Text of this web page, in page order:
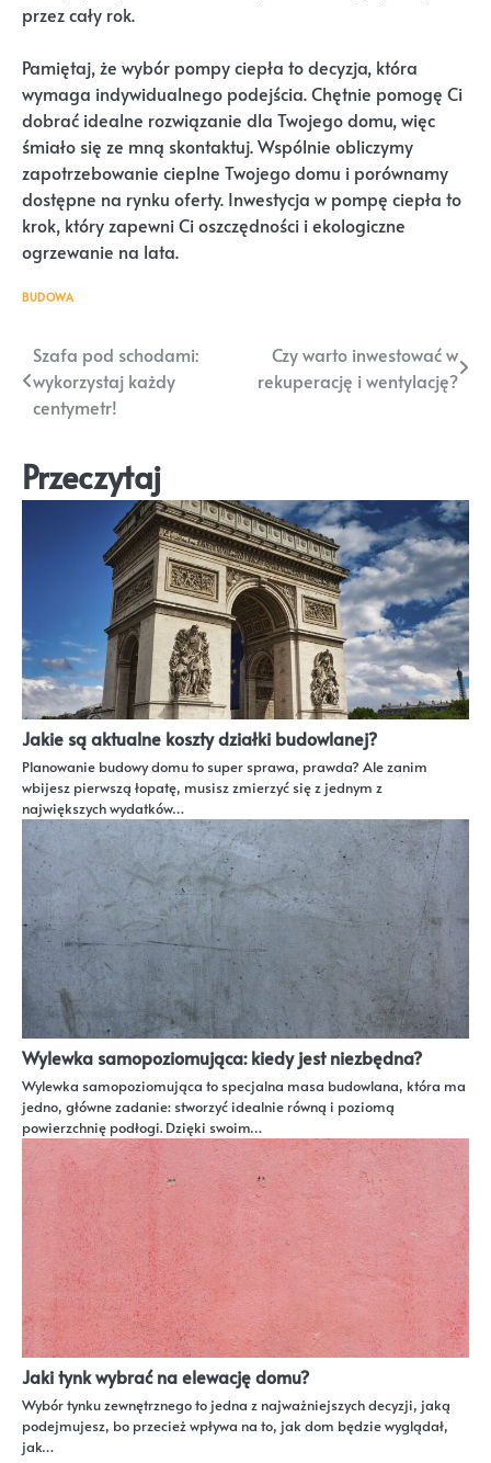
przez cały rok.
Pamiętaj, że wybór pompy ciepła to decyzja, która
wymaga indywidualnego podejścia. Chętnie pomogę Ci
dobrać idealne rozwiązanie dla Twojego domu, więc
śmiało się ze mną skontaktuj. Wspólnie obliczymy
zapotrzebowanie cieplne Twojego domu i porównamy
dostępne na rynku oferty. Inwestycja w pompę ciepła to
krok, który zapewni Ci oszczędności i ekologiczne
ogrzewanie na lata.
BUDOWA
Nawigacja
wpisu
Szafa pod schodami:
wykorzystaj każdy
centymetr!
Czy warto inwestować w
rekuperację i wentylację?
Przeczytaj
Jakie są aktualne koszty działki budowlanej?
Planowanie budowy domu to super sprawa, prawda? Ale zanim
wbijesz pierwszą łopatę, musisz zmierzyć się z jednym z
największych wydatków…
Wylewka samopoziomująca: kiedy jest niezbędna?
Wylewka samopoziomująca to specjalna masa budowlana, która ma
jedno, główne zadanie: stworzyć idealnie równą i poziomą
powierzchnię podłogi. Dzięki swoim…
Jaki tynk wybrać na elewację domu?
Wybór tynku zewnętrznego to jedna z najważniejszych decyzji, jaką
podejmujesz, bo przecież wpływa na to, jak dom będzie wyglądał,
jak…